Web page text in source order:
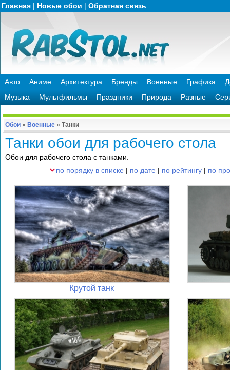
Главная | Новые обои | Обратная связь
Авто Аниме Архитектура Бренды Военные Графика
Музыка
Мультфильмы Праздники Природа Разные
Обои » Военные » Танки
Танки обои для рабочего стола
Обои для рабочего стола с танками.
по порядку в списке | по дате | по рейтингу | по
Крутой танк